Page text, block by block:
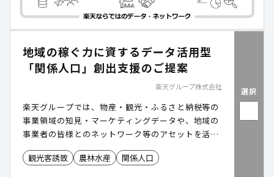
地域の稼ぐ力に資するデータ活用型
「関係人口」創出支援のご提案
楽天グループ株式会社
楽天グループでは、物産・観光・ふるさと納税等の
事業領域の知見・マーケティングデータや、地域の
事業者の皆様とのネットワーク等のアセットを活用
し、地域の稼ぐ力の向上に資する「関係人口」の創
出・拡大の支援を行っています。
観光客誘致 農林水産 関係人口
選択